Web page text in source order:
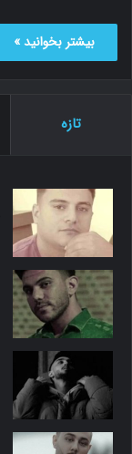
بیشتر بخوانید »
تازه